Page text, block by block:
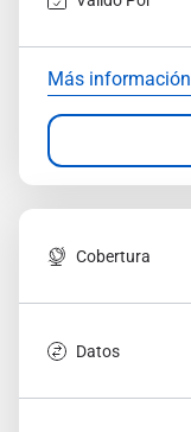
Más información
Cobertura
Datos